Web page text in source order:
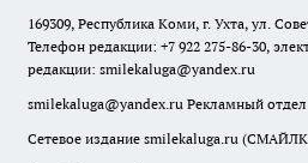
169309, Республика Коми, г. Ухта, ул.
Телефон редакции: +7 922 275-86-30,
редакции: smilekaluga@yandex.ru
smilekaluga@yandex.ru Рекламный отдел
Сетевое издание smilekaluga.ru